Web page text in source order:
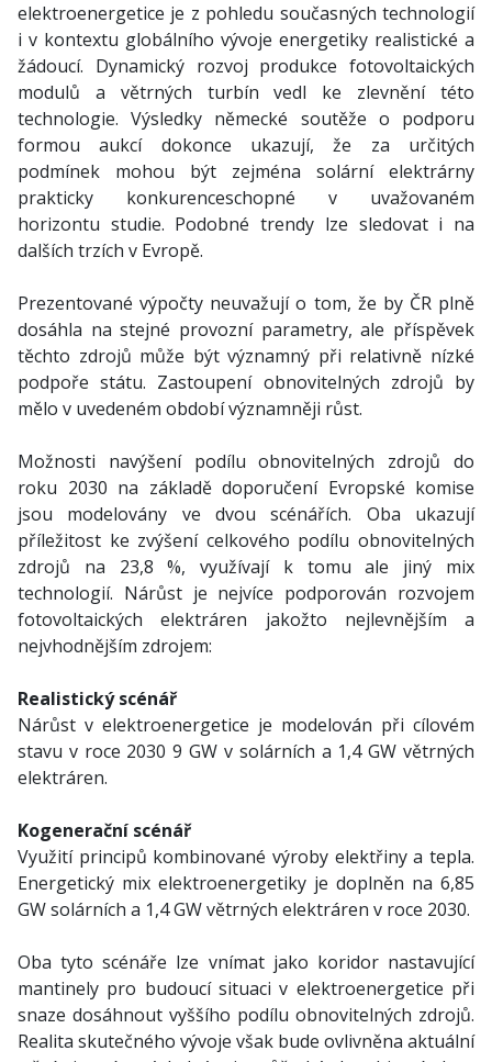
elektroenergetice je z pohledu současných technologií
i v kontextu globálního vývoje energetiky realistické a
žádoucí. Dynamický rozvoj produkce fotovoltaických
modulů a větrných turbín vedl ke zlevnění této
technologie. Výsledky německé soutěže o podporu
formou aukcí dokonce ukazují, že za určitých
podmínek mohou být zejména solární elektrárny
prakticky konkurenceschopné v uvažovaném
horizontu studie. Podobné trendy lze sledovat i na
dalších trzích v Evropě.
Prezentované výpočty neuvažují o tom, že by ČR plně
dosáhla na stejné provozní parametry, ale příspěvek
těchto zdrojů může být významný při relativně nízké
podpoře státu. Zastoupení obnovitelných zdrojů by
mělo v uvedeném období významněji růst.
Možnosti navýšení podílu obnovitelných zdrojů do
roku 2030 na základě doporučení Evropské komise
jsou modelovány ve dvou scénářích. Oba ukazují
příležitost ke zvýšení celkového podílu obnovitelných
zdrojů na 23,8 %, využívají k tomu ale jiný mix
technologií. Nárůst je nejvíce podporován rozvojem
fotovoltaických elektráren jakožto nejlevnějším a
nejvhodnějším zdrojem:
Realistický scénář
Nárůst v elektroenergetice je modelován při cílovém
stavu v roce 2030 9 GW v solárních a 1,4 GW větrných
elektráren.
Kogenerační scénář
Využití principů kombinované výroby elektřiny a tepla.
Energetický mix elektroenergetiky je doplněn na 6,85
GW solárních a 1,4 GW větrných elektráren v roce 2030.
Oba tyto scénáře lze vnímat jako koridor nastavující
mantinely pro budoucí situaci v elektroenergetice při
snaze dosáhnout vyššího podílu obnovitelných zdrojů.
Realita skutečného vývoje však bude ovlivněna aktuální